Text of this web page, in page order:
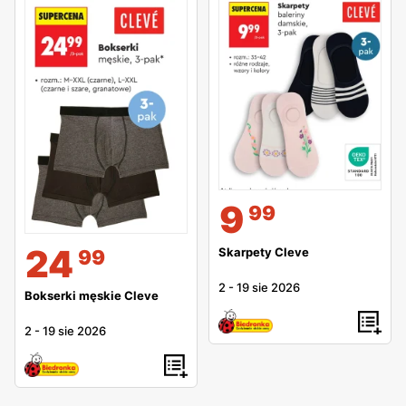
24 99
Bokserki męskie Cleve
2 -19 sie 2026
9 99
Skarpety Cleve
2 -19 sie 2026